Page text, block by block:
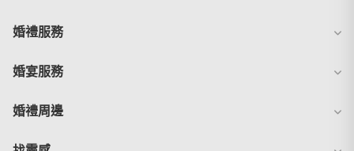
婚禮服務
婚宴服務
婚禮周邊